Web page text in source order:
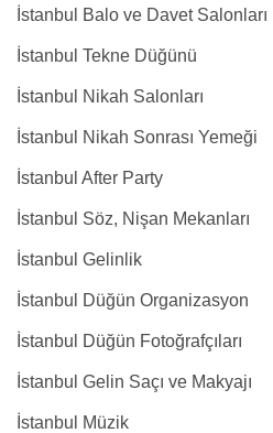
İstanbul Balo ve Davet Salonları
İstanbul Tekne Düğünü
İstanbul Nikah Salonları
İstanbul Nikah Sonrası Yemeği
İstanbul After Party
İstanbul Söz, Nişan Mekanları
İstanbul Gelinlik
İstanbul Düğün Organizasyon
İstanbul Düğün Fotoğrafçıları
İstanbul Gelin Saçı ve Makyajı
İstanbul Müzik